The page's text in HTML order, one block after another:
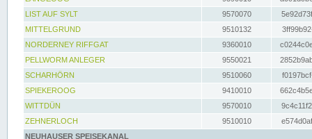
LIST AUF SYLT
9570070
MITTELGRUND
9510132
NORDERNEY RIFFGAT
9360010
PELLWORM ANLEGER
9550021
SCHARHÖRN
9510060
SPIEKEROOG
9410010
WITTDÜN
9570010
ZEHNERLOCH
9510010
NEUHAUSER SPEISEKANAL